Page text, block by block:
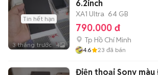
Tin hết hạn
3 tháng trước 4
6.2inch
XA1 Ultra 64 GB
790.000 đ
Tp Hồ Chí Minh
4.6 23 đã bán
Điện thoại Sony màu